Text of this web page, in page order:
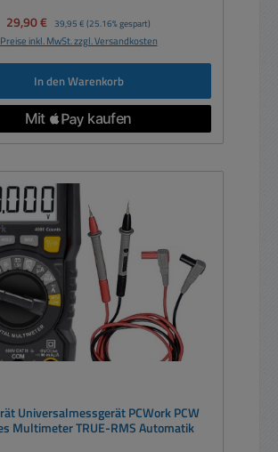
Verkaufspreis:
29,90 € Regulärer Preis:
39,95 € (25.16% gespart)
Preise inkl. MwSt. zzgl. Versandkosten
In den Warenkorb
Universalmessgerät PCWork PCW
Multimeter TRUE-RMS Automatik